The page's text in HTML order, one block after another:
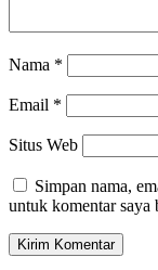
Nama *
Email *
Situs Web
Simpan nama,
untuk komentar saya